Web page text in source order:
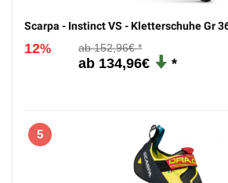
Scarpa - Instinct VS - Kletterschuhe Gr
12% 152,96€
134,96€
5